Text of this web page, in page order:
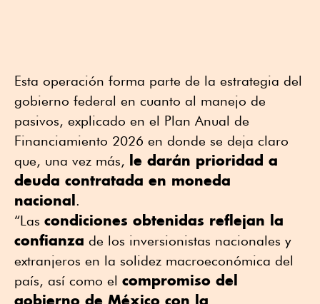
Esta operación forma parte de la estrategia del
gobierno federal en cuanto al manejo de
pasivos, explicado en el Plan Anual de
Financiamiento 2026 en donde se deja claro
que, una vez más, le darán prioridad a
deuda contratada en moneda
nacional .
“Las condiciones obtenidas reflejan la
confianza de los inversionistas nacionales y
extranjeros en la solidez macroeconómica del
país, así como el compromiso del
gobierno de México con la